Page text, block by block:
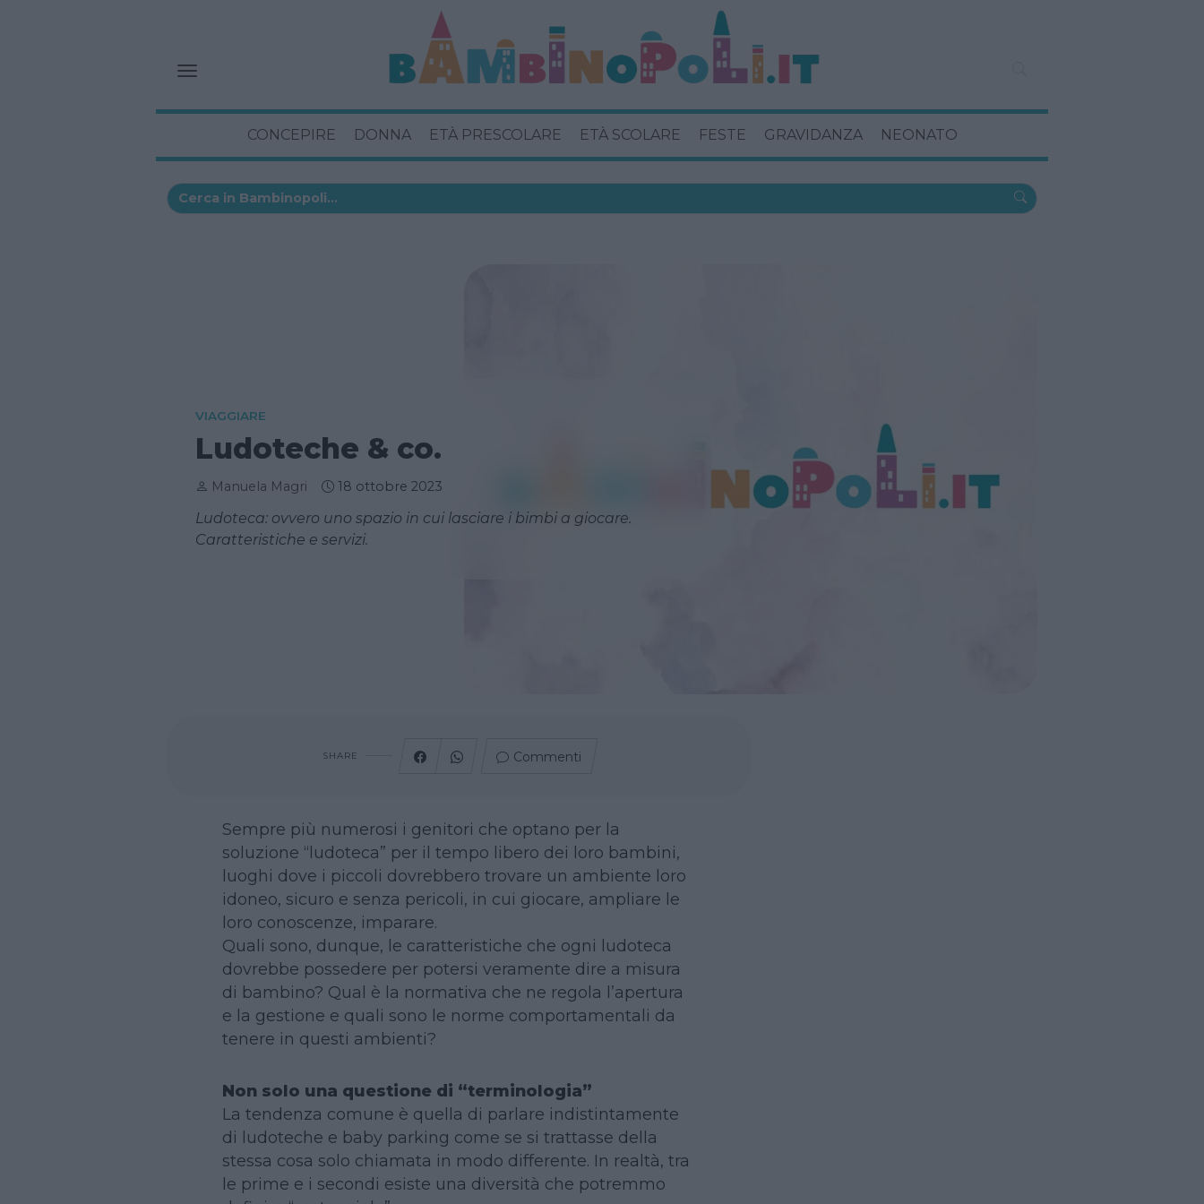
CONCEPIRE DONNA ETÀ PRESCOLARE ETÀ SCOLARE FESTE GRAVIDANZA NEONATO
VIAGGIARE
Ludoteche & co.
Manuela Magri 18 ottobre 2023
Ludoteca: ovvero uno spazio in cui lasciare i bimbi a giocare.
Caratteristiche e servizi.
SHARE Commenti
Sempre più numerosi i genitori che optano per la
soluzione “ludoteca” per il tempo libero dei loro bambini,
luoghi dove i piccoli dovrebbero trovare un ambiente loro
idoneo, sicuro e senza pericoli, in cui giocare, ampliare le
loro conoscenze, imparare.
Quali sono, dunque, le caratteristiche che ogni ludoteca
dovrebbe possedere per potersi veramente dire a misura
di bambino? Qual è la normativa che ne regola l’apertura
e la gestione e quali sono le norme comportamentali da
tenere in questi ambienti?
Non solo una questione di “terminologia”
La tendenza comune è quella di parlare indistintamente
di ludoteche e baby parking come se si trattasse della
stessa cosa solo chiamata in modo differente. In realtà, tra
le prime e i secondi esiste una diversità che potremmo